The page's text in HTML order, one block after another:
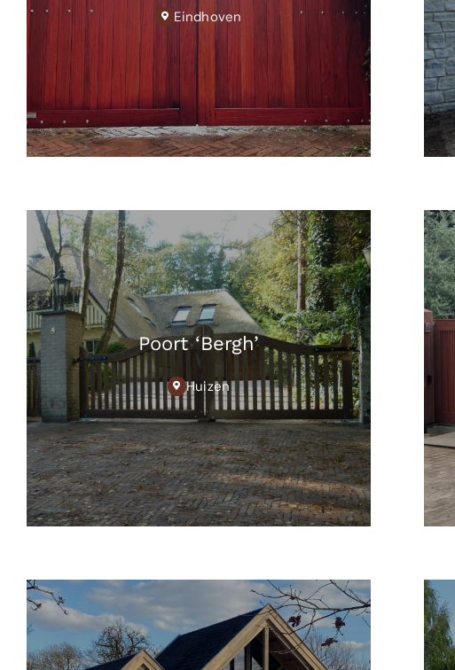
Eindhoven
Poort ‘Bergh’
Huizen